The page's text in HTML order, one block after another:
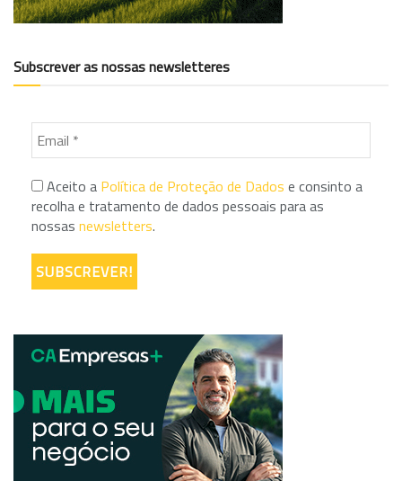
Subscrever as nossas newsletteres
Aceito a Política de Proteção de Dados e consinto a
recolha e tratamento de dados pessoais para as
nossas newsletters.